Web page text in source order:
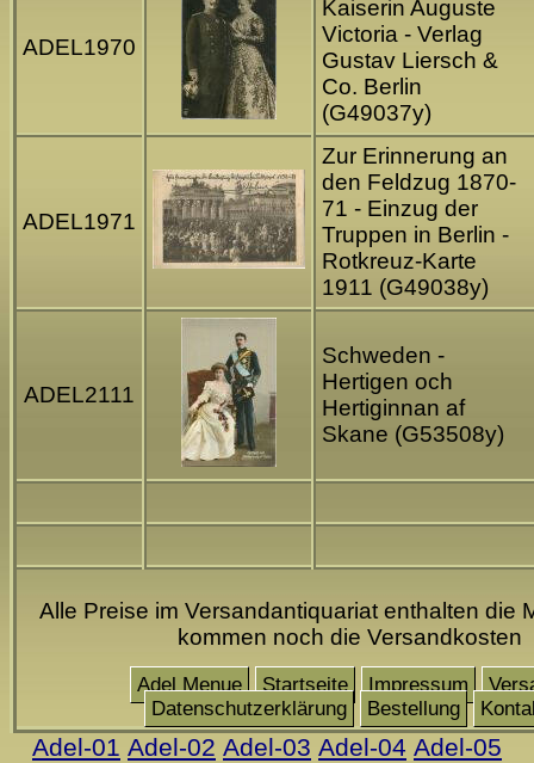
ADEL1970
Kaiserin Auguste
Victoria - Verlag
Gustav Liersch &
Co. Berlin
(G49037y)
ADEL1971
Zur Erinnerung an
den Feldzug 1870-
71 - Einzug der
Truppen in Berlin -
Rotkreuz-Karte
1911 (G49038y)
ADEL2111
Schweden -
Hertigen och
Hertiginnan af
Skane (G53508y)
Alle Preise im Versandantiquariat enthalten die
kommen noch die Versandkosten
Adel Menue Startseite Impressum
Datenschutzerklärung
Bestellung
Adel-01 Adel-02 Adel-03 Adel-04 Adel-05